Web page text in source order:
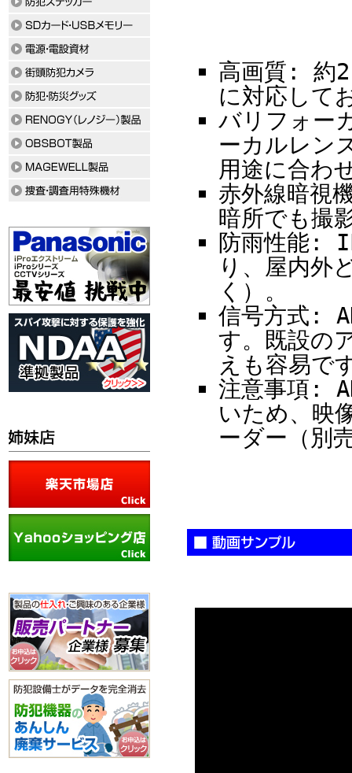
高画質: 約
に対応して
バリフォー
ーカルレン
用途に合わ
赤外線暗視
暗所でも撮
防雨性能:
り、屋内外
く）。
信号方式:
す。既設の
えも容易で
注意事項:
いため、映
ーダー（別